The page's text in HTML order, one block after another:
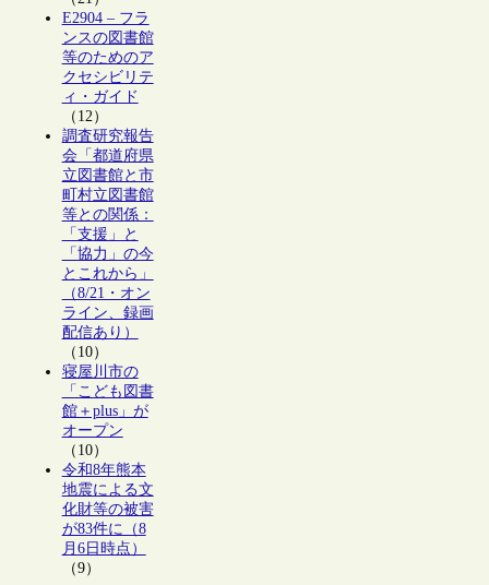
E2904 – フラ
ンスの図書館
等のためのア
クセシビリテ
ィ・ガイド
（12）
調査研究報告
会「都道府県
立図書館と市
町村立図書館
等との関係：
「支援」と
「協力」の今
とこれから」
（8/21・オン
ライン、録画
配信あり）
（10）
寝屋川市の
「こども図書
館＋plus」が
オープン
（10）
令和8年熊本
地震による文
化財等の被害
が83件に（8
月6日時点）
（9）